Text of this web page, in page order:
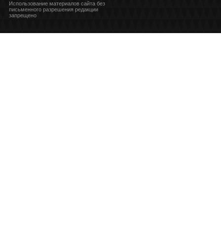
Использование материалов сайта без
письменного разрешения редакции
запрещено